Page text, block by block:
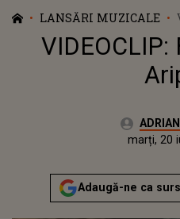
LANSĂRI MUZICALE
VIDEOCLIP:
Autor:
Publicat:
marți, 20
Adaugă-ne ca